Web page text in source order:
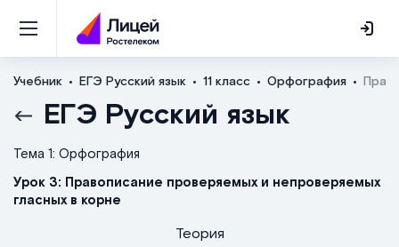
Учебник ЕГЭ Русский язык 11 класс Орфография
ЕГЭ Русский язык
Тема 1: Орфография
Урок 3: Правописание проверяемых и непроверяемых
гласных в корне
Теория